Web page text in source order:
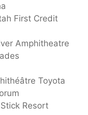
First Credit
Amphitheatre
Toyota
Resort